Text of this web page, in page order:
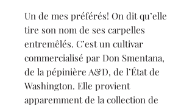
Un de mes préférés! On dit qu’elle
tire son nom de ses carpelles
entremêlés. C’est un cultivar
commercialisé par Don Smentana,
de la pépinière A&D, de l’État de
Washington. Elle provient
apparemment de la collection de